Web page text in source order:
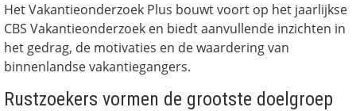
Het Vakantieonderzoek Plus bouwt voort op het jaarlijkse
CBS Vakantieonderzoek en biedt aanvullende inzichten in
het gedrag, de motivaties en de waardering van
binnenlandse vakantiegangers.
Rustzoekers vormen de grootste doelgroep